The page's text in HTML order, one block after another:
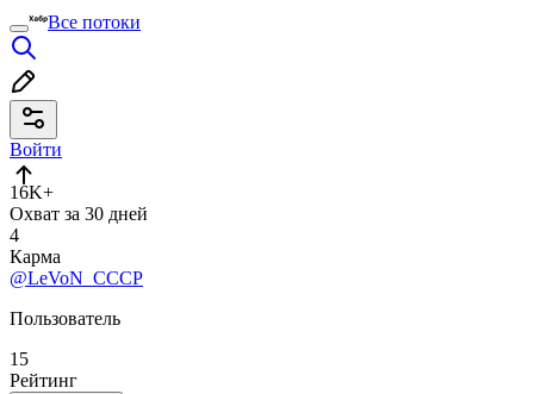
Все потоки
Войти
16K+
Охват за 30 дней
4
Карма
@LeVoN_CCCP
Пользователь
15
Рейтинг